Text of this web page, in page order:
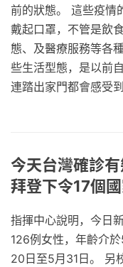
前的狀態。 這些疫情
戴起口罩，不管是飲
態、及醫療服務等各
些生活型態，是以前
連踏出家門都會感受
今天台灣確診
拜登下令17個
指揮中心說明，今日
126例女性，年齡介
20日至5月31日。 另